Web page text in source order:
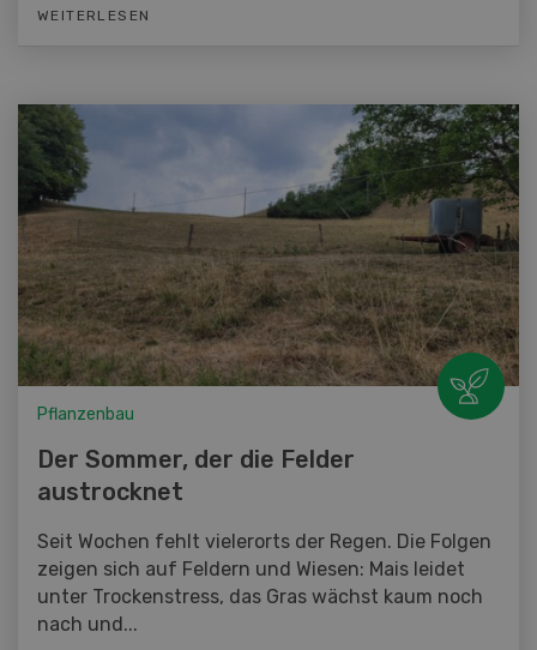
WEITERLESEN
Pflanzenbau
Der Sommer, der die Felder
austrocknet
Seit Wochen fehlt vielerorts der Regen. Die Folgen
zeigen sich auf Feldern und Wiesen: Mais leidet
unter Trockenstress, das Gras wächst kaum noch
nach und...